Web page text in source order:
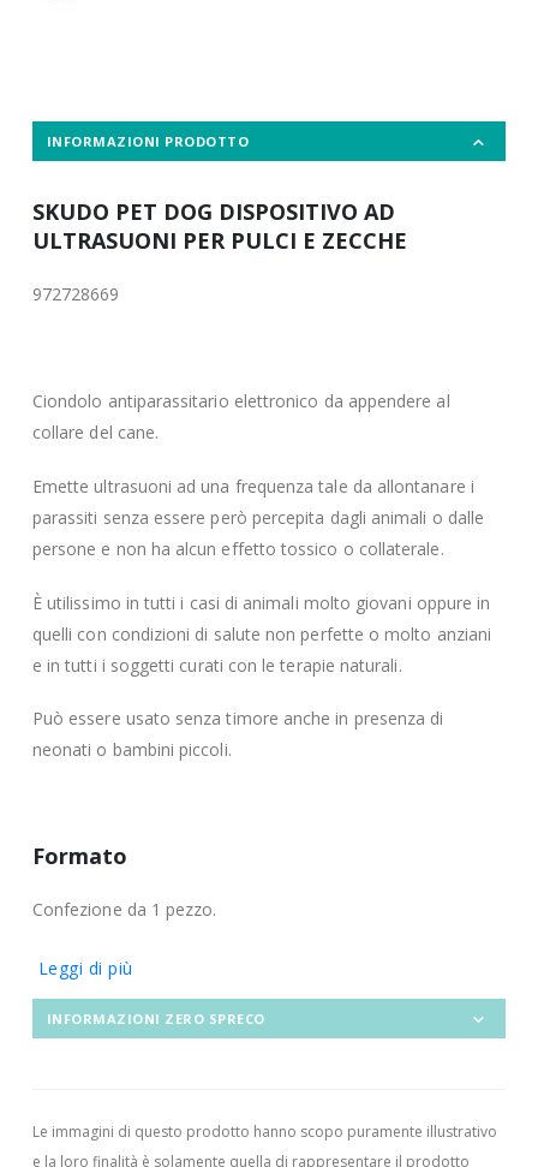
INFORMAZIONI PRODOTTO
SKUDO PET DOG DISPOSITIVO AD
ULTRASUONI PER PULCI E ZECCHE
972728669
Ciondolo antiparassitario elettronico da appendere al
collare del cane.
Emette ultrasuoni ad una frequenza tale da allontanare i
parassiti senza essere però percepita dagli animali o dalle
persone e non ha alcun effetto tossico o collaterale.
È utilissimo in tutti i casi di animali molto giovani oppure in
quelli con condizioni di salute non perfette o molto anziani
e in tutti i soggetti curati con le terapie naturali.
Può essere usato senza timore anche in presenza di
neonati o bambini piccoli.
Formato
Confezione da 1 pezzo.
Leggi di più
INFORMAZIONI ZERO SPRECO
Le immagini di questo prodotto hanno scopo puramente illustrativo
e la loro finalità è solamente quella di rappresentare il prodotto